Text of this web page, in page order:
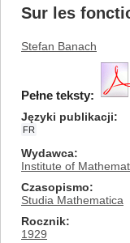
Sur les
Stefan Banach
Pełne teksty:
Języki publikacji
FR
Wydawca
Institute of
Czasopismo
Studia Mathematica
Rocznik
1929